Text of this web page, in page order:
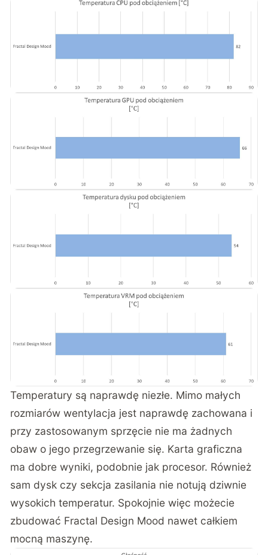
Temperatury są naprawdę niezłe. Mimo małych
rozmiarów wentylacja jest naprawdę zachowana i
przy zastosowanym sprzęcie nie ma żadnych
obaw o jego przegrzewanie się. Karta graficzna
ma dobre wyniki, podobnie jak procesor. Również
sam dysk czy sekcja zasilania nie notują dziwnie
wysokich temperatur. Spokojnie więc możecie
zbudować Fractal Design Mood nawet całkiem
mocną maszynę.